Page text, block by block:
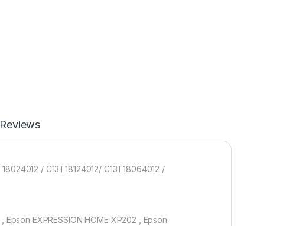
Reviews
/ C13T18124012/ C13T18064012 /
Epson EXPRESSION HOME XP202 , Epson